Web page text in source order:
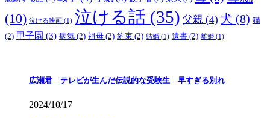
(10) 泣ける映画 (1) 泣ける話 (35) 父親 (4) 犬 (8) 猫
(2) 甲子園 (3) 病気 (2) 祖母 (2) 約束 (2) 結婚 (1) 遺書 (2) 離婚 (1)
広瀬君 テレビが生んだ伝説的な受験生 早すぎる別れ
2024/10/17